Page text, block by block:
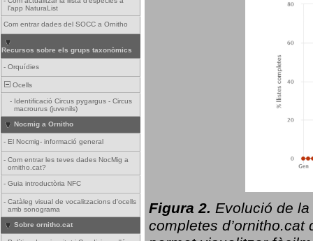
l'app NaturaList
Com entrar dades del SOCC a Ornitho
Recursos sobre els grups taxonòmics
- Orquídies
Ocells
- Identificació Circus pygargus - Circus
macrourus (juvenils)
Nocmig a Ornitho
- El Nocmig- informació general
- Com entrar les teves dades NocMig a
ornitho.cat?
- Guia introductòria NFC
- Catàleg visual de vocalitzacions d'ocells
amb sonograma
Sobre ornitho.cat
Figura 2. Evolució de la
completes d’ornitho.cat